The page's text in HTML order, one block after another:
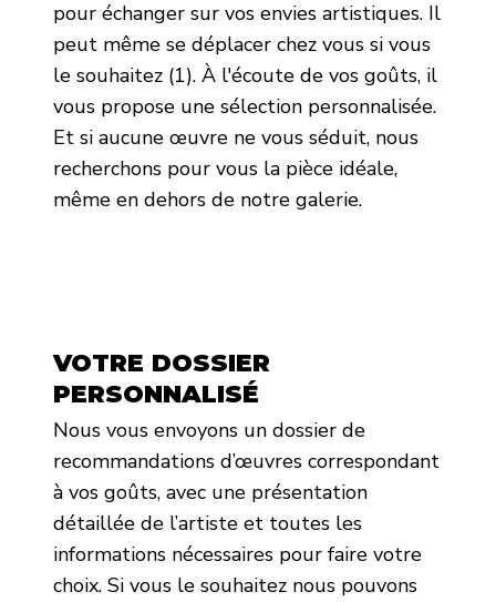
pour échanger sur vos envies artistiques. Il
peut même se déplacer chez vous si vous
le souhaitez (1). À l'écoute de vos goûts, il
vous propose une sélection personnalisée.
Et si aucune œuvre ne vous séduit, nous
recherchons pour vous la pièce idéale,
même en dehors de notre galerie.
VOTRE DOSSIER
PERSONNALISÉ
Nous vous envoyons un dossier de
recommandations d’œuvres correspondant
à vos goûts, avec une présentation
détaillée de l’artiste et toutes les
informations nécessaires pour faire votre
choix. Si vous le souhaitez nous pouvons